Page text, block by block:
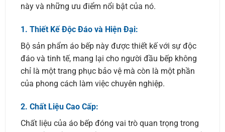
này và những ưu điểm nổi bật của nó.
1. Thiết Kế Độc Đáo và Hiện Đại:
Bộ sản phẩm áo bếp này được thiết kế với sự độc
đáo và tinh tế, mang lại cho người đầu bếp không
chỉ là một trang phục bảo vệ mà còn là một phần
của phong cách làm việc chuyên nghiệp.
2. Chất Liệu Cao Cấp:
Chất liệu của áo bếp đóng vai trò quan trọng trong